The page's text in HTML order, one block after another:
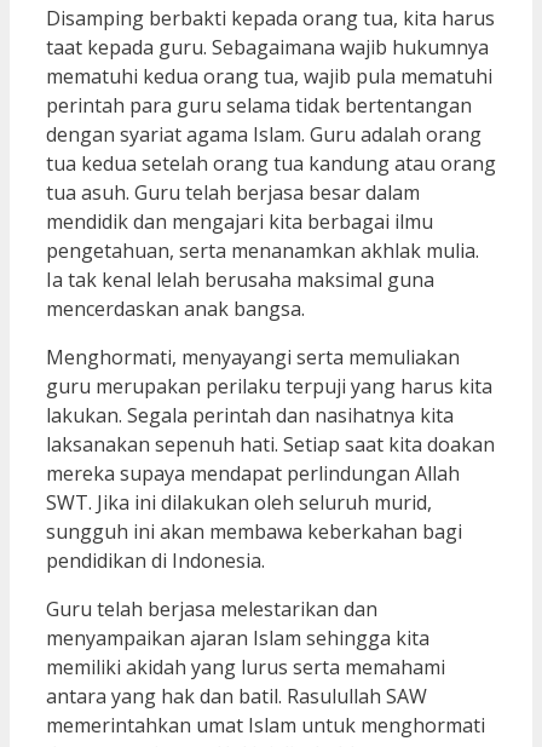
Disamping berbakti kepada orang tua, kita harus
taat kepada guru. Sebagaimana wajib hukumnya
mematuhi kedua orang tua, wajib pula mematuhi
perintah para guru selama tidak bertentangan
dengan syariat agama Islam. Guru adalah orang
tua kedua setelah orang tua kandung atau orang
tua asuh. Guru telah berjasa besar dalam
mendidik dan mengajari kita berbagai ilmu
pengetahuan, serta menanamkan akhlak mulia.
Ia tak kenal lelah berusaha maksimal guna
mencerdaskan anak bangsa.
Menghormati, menyayangi serta memuliakan
guru merupakan perilaku terpuji yang harus kita
lakukan. Segala perintah dan nasihatnya kita
laksanakan sepenuh hati. Setiap saat kita doakan
mereka supaya mendapat perlindungan Allah
SWT. Jika ini dilakukan oleh seluruh murid,
sungguh ini akan membawa keberkahan bagi
pendidikan di Indonesia.
Guru telah berjasa melestarikan dan
menyampaikan ajaran Islam sehingga kita
memiliki akidah yang lurus serta memahami
antara yang hak dan batil. Rasulullah SAW
memerintahkan umat Islam untuk menghormati